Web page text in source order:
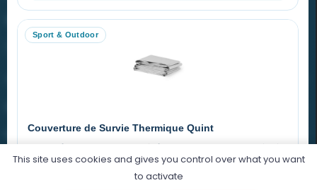
Sport & Outdoor
Couverture de Survie Thermique Quint
Imperméable et coupe-vent, idéale pour le sport et le plein air.
92 200 Neuilly
NOTRE SOCIÉTÉ
This site uses cookies and gives you control over what you want
to activate